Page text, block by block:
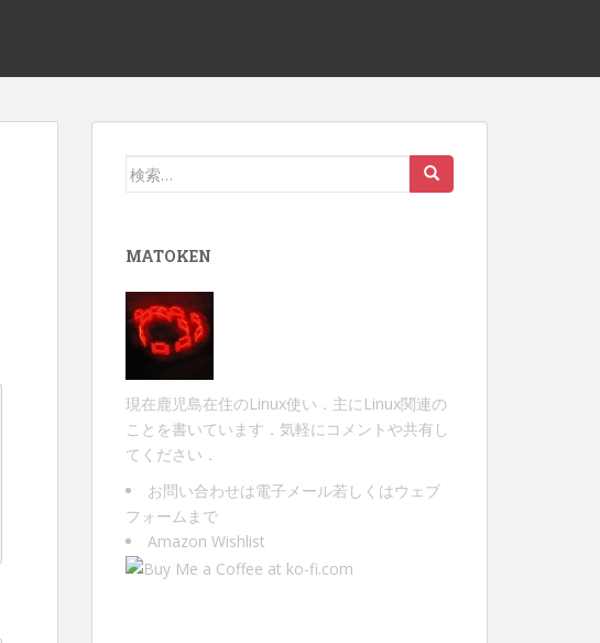
検
MATOKEN
現在鹿児島在住のLinux使い．主にLinux関連の
ことを書いています．気軽にコメントや共有し
てください．
お問い合わせは電子メール若しくは ウェブ
フォーム まで
Amazon Wishlist